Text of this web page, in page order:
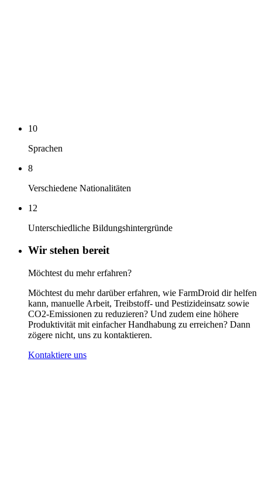
10
Sprachen
8
Verschiedene Nationalitäten
12
Unterschiedliche Bildungshintergründe
Wir stehen bereit
Möchtest du mehr erfahren?
Möchtest du mehr darüber erfahren, wie FarmDroid dir helfen
kann, manuelle Arbeit, Treibstoff- und Pestizideinsatz sowie
CO2-Emissionen zu reduzieren? Und zudem eine höhere
Produktivität mit einfacher Handhabung zu erreichen? Dann
zögere nicht, uns zu kontaktieren.
Kontaktiere uns